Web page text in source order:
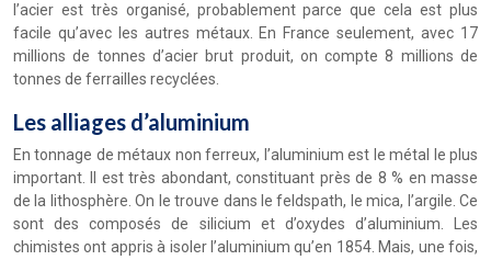
l’acier est très organisé, probablement parce que cela est plus
facile qu’avec les autres métaux. En France seulement, avec 17
millions de tonnes d’acier brut produit, on compte 8 millions de
tonnes de ferrailles recyclées.
Les alliages d’aluminium
En tonnage de métaux non ferreux, l’aluminium est le métal le plus
important. Il est très abondant, constituant près de 8 % en masse
de la lithosphère. On le trouve dans le feldspath, le mica, l’argile. Ce
sont des composés de silicium et d’oxydes d’aluminium. Les
chimistes ont appris à isoler l’aluminium qu’en 1854. Mais, une fois,